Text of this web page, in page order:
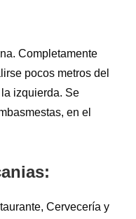
Completamente
pocos metros del
izquierda. Se
en el
Cervecería y